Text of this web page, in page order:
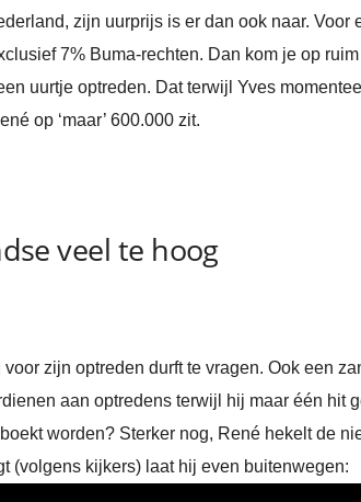
zijn uurprijs is er dan ook naar. Voor
7% Buma-rechten. Dan kom je op
uurtje optreden. Dat terwijl Yves
op ‘maar’ 600.000 zit.
veel te hoog
zijn optreden durft te vragen. Ook een
aan optredens terwijl hij maar één hit
worden? Sterker nog, René hekelt de
(volgens kijkers) laat hij even buitenwegen: